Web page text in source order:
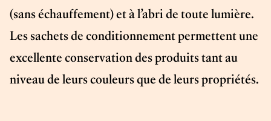
(sans échauffement) et à l’abri de toute lumière.
Les sachets de conditionnement permettent une
excellente conservation des produits tant au
niveau de leurs couleurs que de leurs propriétés.